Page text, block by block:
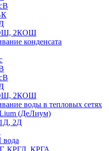
2КОШ
конденсата
2КОШ
воды в тепловых сетях
(ДеЛиум)
2Д
КРГЛ, КРГА